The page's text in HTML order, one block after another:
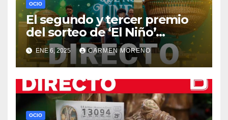
OCIO
El segundo y tercer premio
del sorteo de ‘El Niño’
alcanza a cinco localidades
en Málaga
ENE 6, 2025 CARMEN MORENO
OCIO